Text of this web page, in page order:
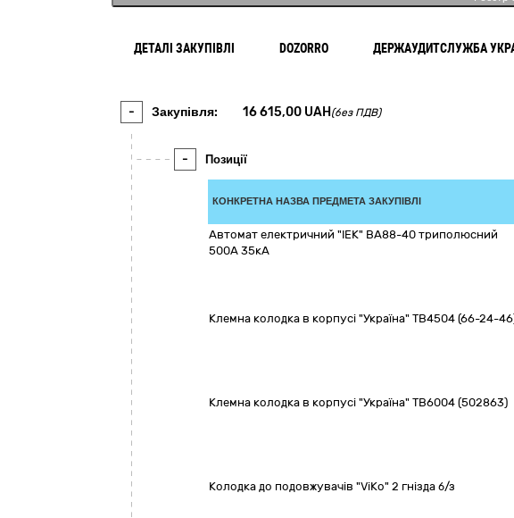
ДЕТАЛІ ЗАКУПІВЛІ DOZORRO ДЕРЖАУДИТСЛУЖБА
- Закупівля: 16 615,00 UAH (без ПДВ)
- Позиції
КОНКРЕТНА НАЗВА ПРЕДМЕТА ЗАКУПІВЛІ
Автомат електричний "ІЕК" ВА88-40 триполюсний
500А 35кА
Клемна колодка в корпусі "Україна" ТВ4504 (66-24-
Клемна колодка в корпусі "Україна" ТВ6004 (502863)
Колодка до подовжувачів "ViKo" 2 гнізда б/з